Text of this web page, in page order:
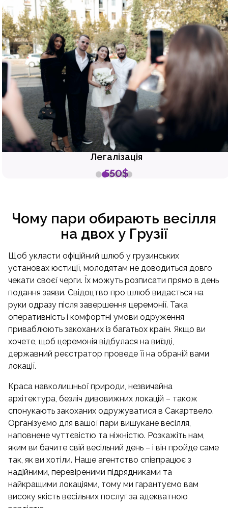
Легалізація
550$
Чому пари обирають весілля
на двох у Грузії
Щоб укласти офіційний шлюб у грузинських
установах юстиції, молодятам не доводиться довго
чекати своєї черги. Їх можуть розписати прямо в день
подання заяви. Свідоцтво про шлюб видається на
руки одразу після завершення церемонії. Така
оперативність і комфортні умови одруження
приваблюють закоханих із багатьох країн. Якщо ви
хочете, щоб церемонія відбулася на виїзді,
державний реєстратор проведе її на обраній вами
локації.
Краса навколишньої природи, незвичайна
архітектура, безліч дивовижних локацій – також
спонукають закоханих одружуватися в Сакартвело.
Організуємо для вашої пари вишукане весілля,
наповнене чуттєвістю та ніжністю. Розкажіть нам,
яким ви бачите свій весільний день – і він пройде саме
так, як ви хотіли. Наше агентство співпрацює з
надійними, перевіреними підрядниками та
найкращими локаціями, тому ми гарантуємо вам
високу якість весільних послуг за адекватною